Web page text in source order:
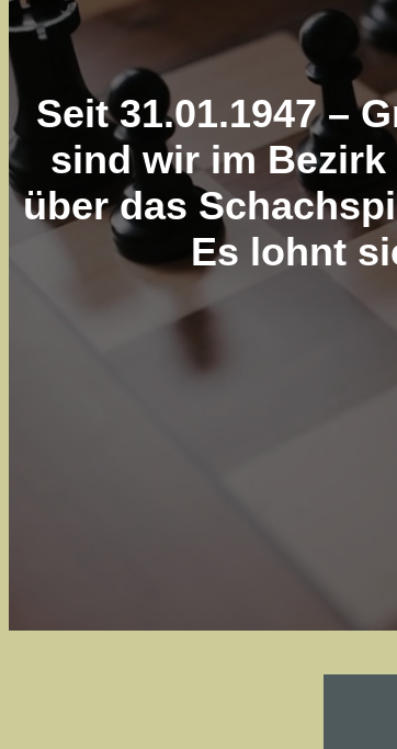
Seit 31.01.1947 –
sind wir im
über das
Es lohnt